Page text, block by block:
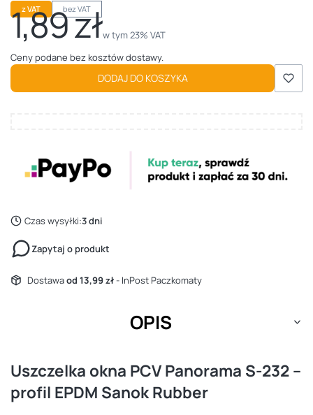
z VAT bez VAT
Cena
1,89 złw tym 23% VAT
w tym23% VAT
Ceny podane bez kosztów dostawy.
DODAJ DO KOSZYKA
Czas wysyłki:3 dni
Zapytaj o produkt
Dostawaod 13,99 zł- InPost Paczkomaty
OPIS
Uszczelka okna PCV Panorama S-232 –
profil EPDM Sanok Rubber